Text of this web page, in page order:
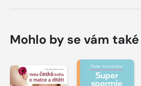
Mohlo by se vám